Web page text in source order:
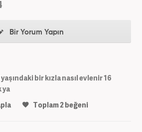
Bir Yorum Yapın
bir kızla nasıl evlenir 16
ya
Toplam2beğeni